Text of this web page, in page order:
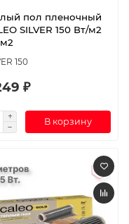
пол пленочный
SILVER 150 Вт/м2
150
₽
В корзину